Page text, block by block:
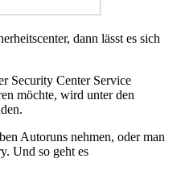
dann lässt es sich
Security Center Service
möchte, wird unter den
Autoruns nehmen, oder man
Und so geht es